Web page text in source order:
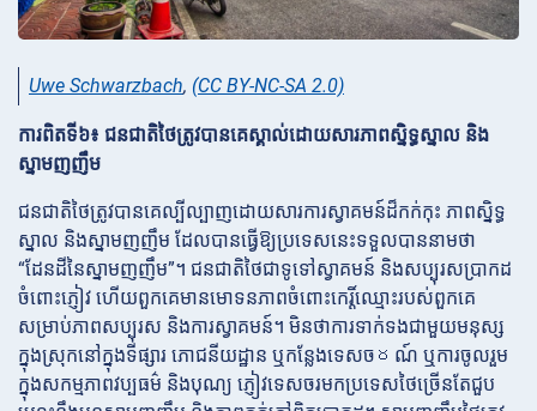
Uwe Schwarzbach, (CC BY-NC-SA 2.0)
ការពិតទី៦៖ ជនជាតិថៃត្រូវបានគេស្គាល់ដោយសារភាពស្និទ្ធស្នាល និង
ស្នាមញញឹម
ជនជាតិថៃត្រូវបានគេល្បីល្បាញដោយសារការស្វាគមន៍ដ៏កក់កុះ ភាពស្និទ្ធ
ស្នាល និងស្នាមញញឹម ដែលបានធ្វើឱ្យប្រទេសនេះទទួលបាននាមថា
“ដែនដីនៃស្នាមញញឹម”។ ជនជាតិថៃជាទូទៅស្វាគមន៍ និងសប្បុរសប្រាកដ
ចំពោះភ្ញៀវ ហើយពួកគេមានមោទនភាពចំពោះកេរ្តិ៍ឈ្មោះរបស់ពួកគេ
សម្រាប់ភាពសប្បុរស និងការស្វាគមន៍។ មិនថាការទាក់ទងជាមួយមនុស្ស
ក្នុងស្រុកនៅក្នុងទីផ្សារ ភោជនីយដ្ឋាន ឬកន្លែងទេសចరណ៍ ឬការចូលរួម
ក្នុងសកម្មភាពវប្បធម៌ និងបុណ្យ ភ្ញៀវទេសចរមកប្រទេសថៃច្រើនតែជួប